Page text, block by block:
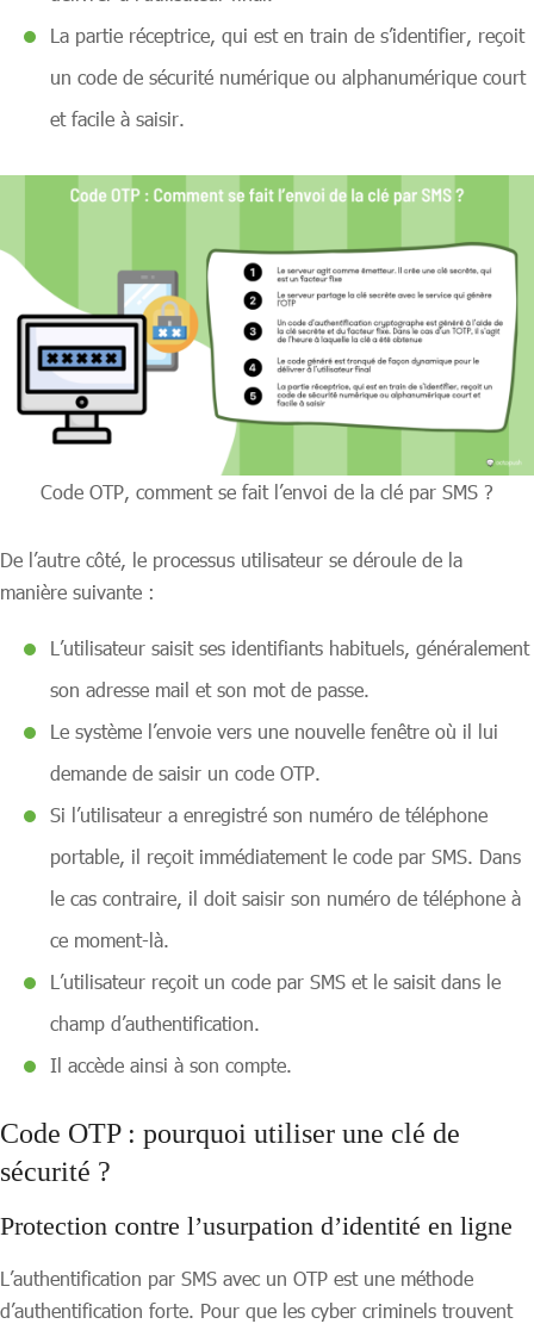
La partie réceptrice, qui est en train de s’identifier, reçoit
un code de sécurité numérique ou alphanumérique court
et facile à saisir.
Code OTP, comment se fait l’envoi de la clé par SMS ?
De l’autre côté, le processus utilisateur se déroule de la
manière suivante :
L’utilisateur saisit ses identifiants habituels, généralement
son adresse mail et son mot de passe.
Le système l’envoie vers une nouvelle fenêtre où il lui
demande de saisir un code OTP.
Si l’utilisateur a enregistré son numéro de téléphone
portable, il reçoit immédiatement le code par SMS. Dans
le cas contraire, il doit saisir son numéro de téléphone à
ce moment-là.
L’utilisateur reçoit un code par SMS et le saisit dans le
champ d’authentification.
Il accède ainsi à son compte.
Code OTP : pourquoi utiliser une clé de
sécurité ?
Protection contre l’usurpation d’identité en ligne
L’authentification par SMS avec un OTP est une méthode
d’authentification forte. Pour que les cyber criminels trouvent